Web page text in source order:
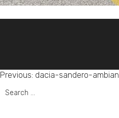
Post
navigation
Previous: dacia-sandero-
for: